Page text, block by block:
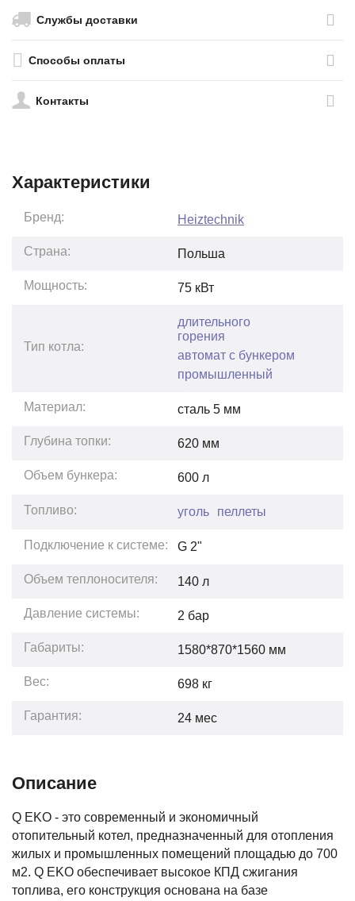
Службы доставки
Способы оплаты
Контакты
Характеристики
Бренд: Heiztechnik
Страна: Польша
Мощность: 75 кВт
Тип котла:
длительного
горения
автомат с бункером
промышленный
Материал: сталь 5 мм
Глубина топки: 620 мм
Объем бункера: 600 л
Топливо: уголь пеллеты
Подключение к системе: G 2"
Объем теплоносителя: 140 л
Давление системы: 2 бар
Габариты: 1580*870*1560 мм
Вес: 698 кг
Гарантия: 24 мес
Описание
Q EKO - это современный и экономичный
отопительный котел, предназначенный для отопления
жилых и промышленных помещений площадью до 700
м2. Q EKO обеспечивает высокое КПД сжигания
топлива, его конструкция основана на базе